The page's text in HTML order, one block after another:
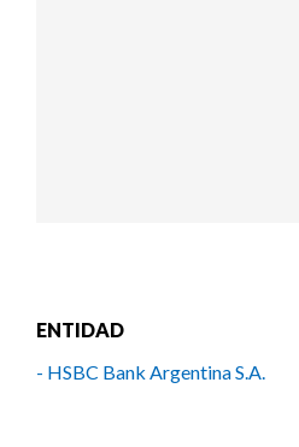
ENTIDAD
- HSBC Bank Argentina S.A.